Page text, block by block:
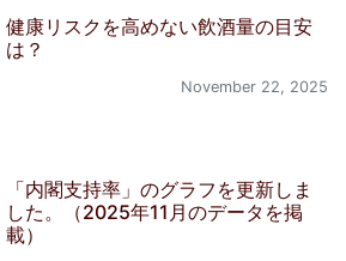
健康リスクを高めない飲酒量の目安
は？
November 22, 2025
「内閣支持率」のグラフを更新しま
した。（2025年11月のデータを掲
載）